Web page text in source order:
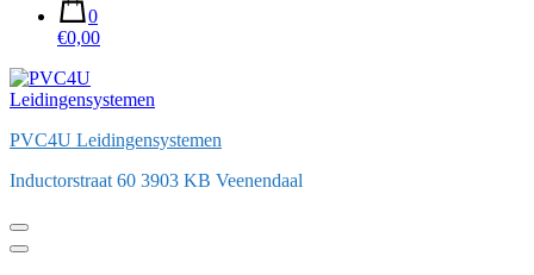
0
€0,00
PVC4U Leidingensystemen
Inductorstraat 60 3903 KB Veenendaal